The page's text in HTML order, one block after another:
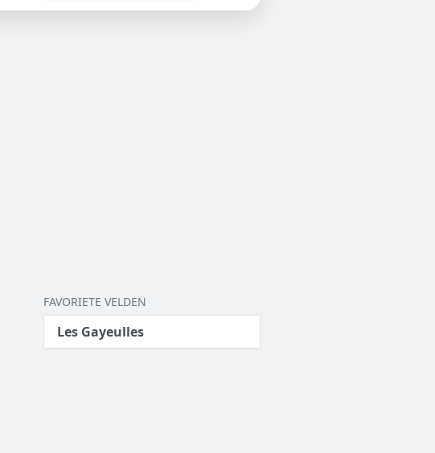
FAVORIETE VELDEN
Les Gayeulles